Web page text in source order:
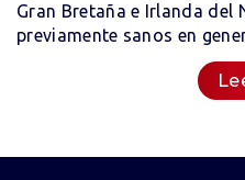
Gran Bretaña e Irlanda del
previamente sanos en
El síndrome ha sido
casos por síntomas